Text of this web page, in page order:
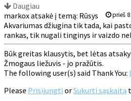
Daugiau
prieš
markox atsakė į temą: Rūsys
Akvariumas džiugina tik tada, kai
rankas, tik nugali tinginys ir vaizdo
Būk greitas klausytis, bet lėtas
Žmogaus liežuvis - jo pražūtis.
The following user(s) said Thank You:
Please Prisijungti orSukurti sąskaitą